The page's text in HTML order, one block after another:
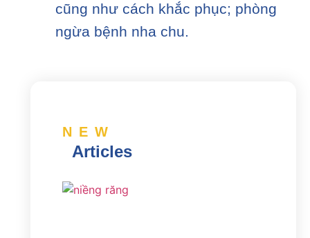
cũng như cách khắc phục; phòng
ngừa bệnh nha chu.
NEW
Articles